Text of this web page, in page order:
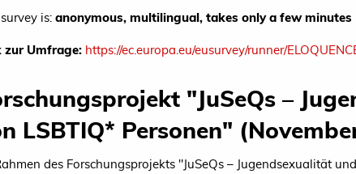
is: anonymous, multilingual, takes only a few
zur Umfrage: https://ec.europa.eu/eusurvey/runner/
"JuSeQs –
LSBTIQ* Personen"
des Forschungsprojekts "JuSeQs – Jugendsexualität